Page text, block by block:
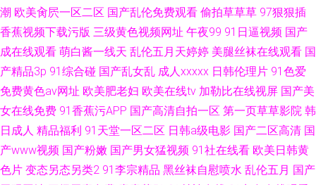
潮 欧美肏屄一区二区 国产乱伦免费观看 偷拍草草草 97狠狠插
香蕉视频下载污版 三级黄色视频网址 午夜99 91日逼视频 国产
成在线观看 萌白酱一线天 乱伦五月天婷婷 美腿丝袜在线观看 国
产精品3p 91综合碰 国产乱女乱 成人xxxxx 日韩伦理片 91色爱
免费黄色av网址 欧美肥老妇 欧美在线tv 加勒比在线视屏 国产美
女在线免费 91香蕉污APP 国产高清自拍一区 第一页草草影院 韩
日成人 精品福利 91天堂一区二区 日韩a级电影 国产二区高清 国
产www视频 国产粉嫩 国产男女猛视频 91社在线看 欧美日韩黄
色片 变态另态另类2 91李宗精品 黑丝袜自慰喷水 乱伦五月 国产